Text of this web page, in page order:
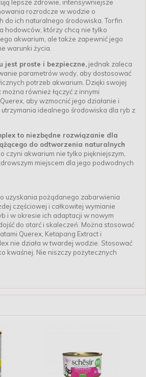
lepsze zdrowie, intensywniejsze
rozrodcze w wodzie o
do ich naturalnego środowiska. Torfin
hodowców, którzy chcą nie tylko
akwarium, ale także zapewnić jego
warunki życia.
jest proste i bezpieczne, jednak zaleca
parametrów wody, aby dostosować
potrzeb akwarium. Dzięki swojej
również łączyć z innymi
aby wzmocnić jego działanie i
idealnego środowiska dla ryb z
to niezbędne rozwiązanie dla
do odtworzenia naturalnych
czyni akwarium nie tylko piękniejszym,
miejscem dla jego podwodnych
uzyskania pożądanego zabarwienia
częściowej i całkowitej wymianie
i w okresie ich adaptacji w nowym
do otarć i skaleczeń. Można stosować
Querex, Ketapang Extract i
nie działa w twardej wodzie. Stosować
kwaśnej. Nie niszczy pożytecznych